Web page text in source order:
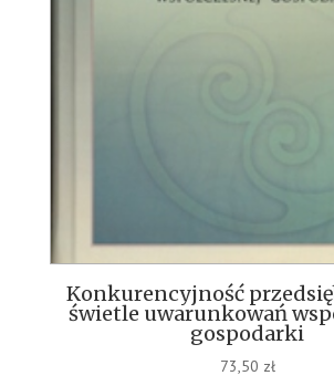
Konkurencyjność
świetle uwarunkowań
gospodarki
73,50 zł